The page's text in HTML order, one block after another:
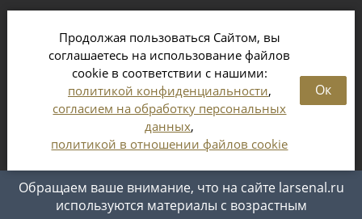
Продолжая пользоваться Сайтом, вы
соглашаетесь на использование файлов
cookie в соответствии с нашими:
политикой конфиденциальности,
согласием на обработку персональных
данных,
политикой в отношении файлов cookie
Ок
Обращаем ваше внимание, что на сайте larsenal.ru
используются материалы с возрастным
Московская область,
г. Люберцы,
ул. Хлебозаводская, 8 Б
2026 © Магазин оружия и патронов в Москве и
Московской области